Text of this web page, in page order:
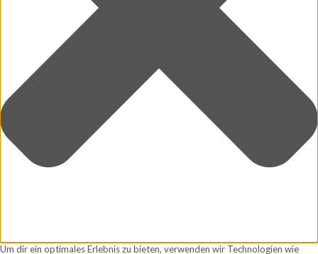
Um dir ein optimales Erlebnis zu bieten, verwenden wir Technologien wie